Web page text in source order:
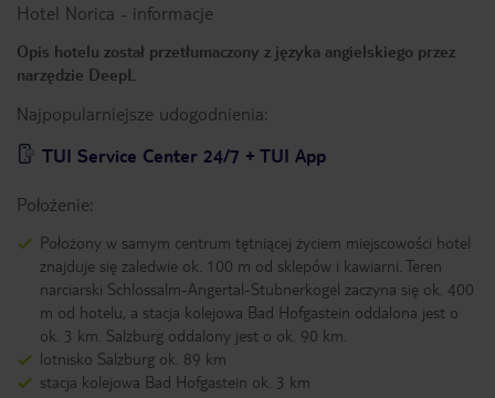
Hotel Norica - informacje
Opis hotelu został przetłumaczony z języka angielskiego przez
narzędzie DeepL
Najpopularniejsze udogodnienia:
TUI Service Center 24/7 + TUI App
Położenie:
Położony w samym centrum tętniącej życiem miejscowości hotel
znajduje się zaledwie ok. 100 m od sklepów i kawiarni. Teren
narciarski Schlossalm-Angertal-Stubnerkogel zaczyna się ok. 400
m od hotelu, a stacja kolejowa Bad Hofgastein oddalona jest o
ok. 3 km. Salzburg oddalony jest o ok. 90 km.
lotnisko Salzburg ok. 89 km
stacja kolejowa Bad Hofgastein ok. 3 km